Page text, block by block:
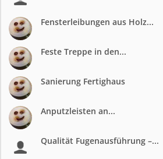
Fensterleibungen aus Holz...
Feste Treppe in den...
Sanierung Fertighaus
Anputzleisten an...
Qualität Fugenausführung –...